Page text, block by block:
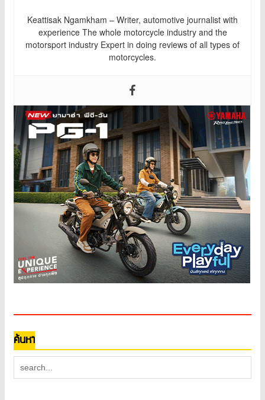
Keattisak Ngamkham – Writer, automotive journalist with
experience The whole motorcycle industry and the
motorsport industry Expert in doing reviews of all types of
motorcycles.
ค้นหา